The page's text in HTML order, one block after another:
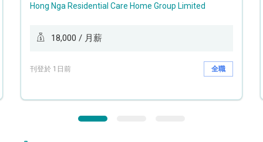
Hong Nga Residential Care Home Group Limited
18,000 / 月薪
刊登於 1日前 全職